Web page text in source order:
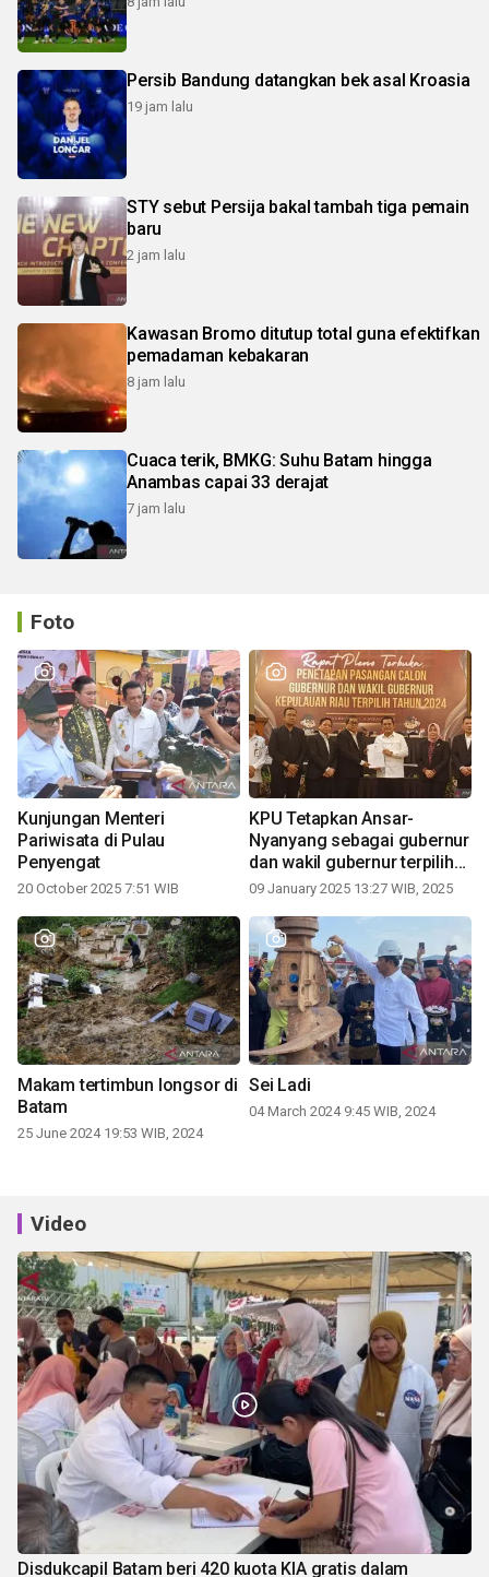
Persib Bandung datangkan bek asal Kroasia
19 jam lalu
STY sebut Persija bakal tambah tiga pemain
baru
2 jam lalu
Kawasan Bromo ditutup total guna efektifkan
pemadaman kebakaran
8 jam lalu
Cuaca terik, BMKG: Suhu Batam hingga
Anambas capai 33 derajat
7 jam lalu
Foto
Kunjungan Menteri
Pariwisata di Pulau
Penyengat
20 October 2025 7:51 WIB
KPU Tetapkan Ansar-
Nyanyang sebagai gubernur
dan wakil gubernur terpilih
periode 2025-2030
09 January 2025 13:27 WIB, 2025
Makam tertimbun longsor di
Batam
25 June 2024 19:53 WIB, 2024
Sei Ladi
04 March 2024 9:45 WIB, 2024
Video
Disdukcapil Batam beri 420 kuota KIA gratis dalam